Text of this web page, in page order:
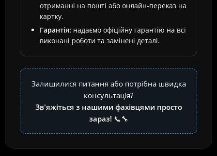
отриманні на пошті або онлайн-переказ на
картку.
Гарантія: надаємо офіційну гарантію на всі
виконані роботи та замінені деталі.
Залишилися питання або потрібна швидка
консультація?
Зв'яжіться з нашими фахівцями просто
зараз! 📞🔧